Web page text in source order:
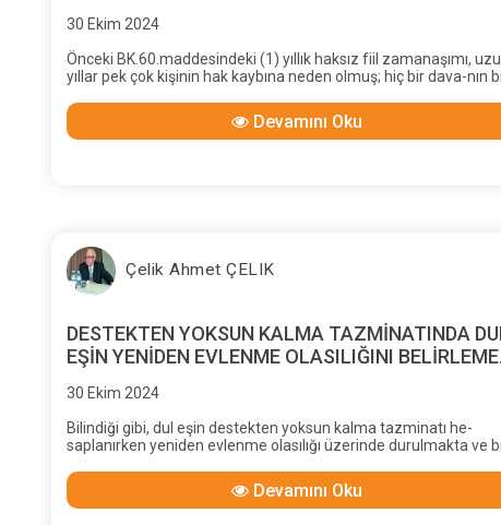
30 Ekim 2024
Önceki BK.60.maddesindeki (1) yıllık haksız fiil zamanaşımı,
yıllar pek çok kişinin hak kaybına neden olmuş; hiç bir dava-nın
akademisyen, ne bir milletvekili, ne bir yargıç ya da avukat)
artırılması yönünde girişimde bulunmamış, böylesine bir
Devamını Oku
Çelik Ahmet ÇELIK
DESTEKTEN YOKSUN KALMA TAZMİNATINDA
EŞİN YENİDEN EVLENME OLASILIĞINI BELİRLEME
30 Ekim 2024
Bilindiği gibi, dul eşin destekten yoksun kalma tazminatı he-
saplanırken yeniden evlenme olasılığı üzerinde durulmakta ve
Devamını Oku